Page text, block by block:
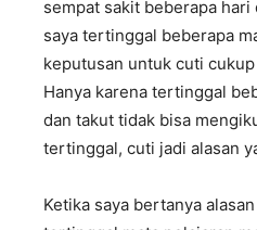
sempat sakit beberapa hari
saya tertinggal beberapa
keputusan untuk cuti
Hanya karena tertinggal
dan takut tidak bisa
tertinggal, cuti jadi alasan
Ketika saya bertanya